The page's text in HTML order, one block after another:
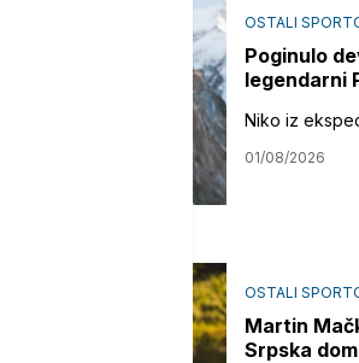
OSTALI
Poginulo
legendarni
Niko iz
01/08/2026
OSTALI
Martin
Srpska